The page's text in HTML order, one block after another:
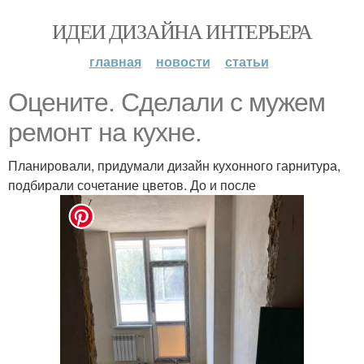
ИДЕИ ДИЗАЙНА ИНТЕРЬЕРА
главная новости статьи
Оцените. Сделали с мужем
ремонт на кухне.
Планировали, придумали дизайн кухонного гарнитура,
подбирали сочетание цветов. До и после